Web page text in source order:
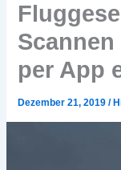
per App
Dezember 21, 2019/